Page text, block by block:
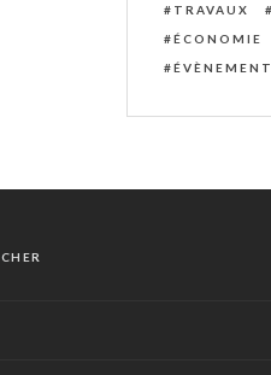
TRAVAUX
ÉCONOMIE
ÉVÈNEMENT